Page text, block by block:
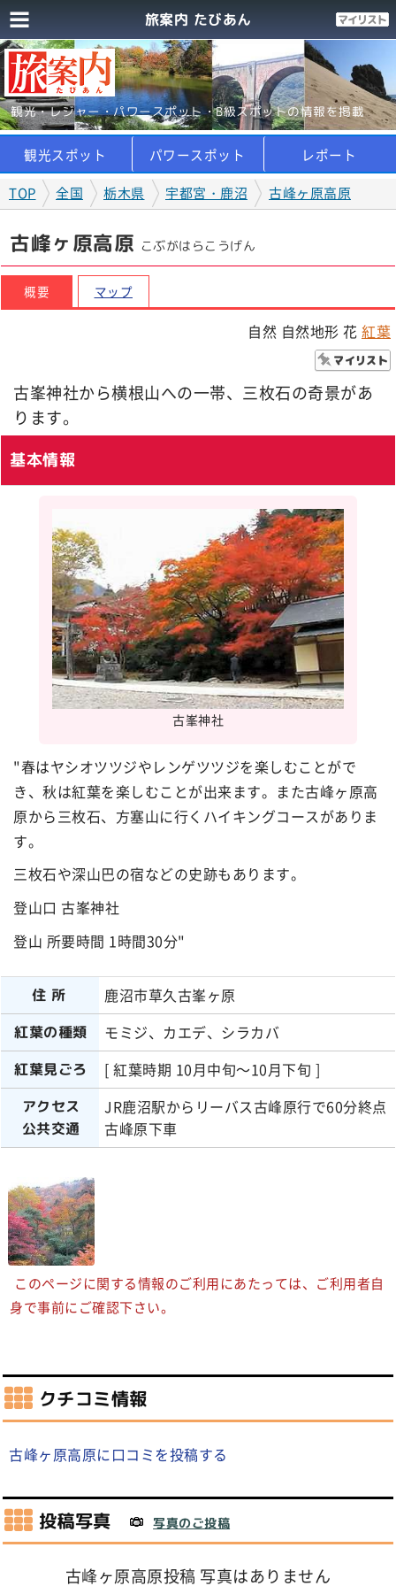
旅案内 たびあん
観光・レジャー・パワースポット・B級スポットの情報を掲載
観光スポット パワースポット
レポート
TOP
全国 栃木県 宇都宮・鹿沼 古峰ヶ原高原
古峰ヶ原高原 こぶがはらこうげん
概要 マップ
自然 自然地形 花 紅葉
古峯神社から横根山への一帯、三枚石の奇景があ
ります。
基本情報
古峯神社
"春はヤシオツツジやレンゲツツジを楽しむことがで
き、秋は紅葉を楽しむことが出来ます。また古峰ヶ原高
原から三枚石、方塞山に行くハイキングコースがありま
す。
三枚石や深山巴の宿などの史跡もあります。
登山口 古峯神社
登山 所要時間 1時間30分"
住所 鹿沼市草久古峯ヶ原
紅葉の種類 モミジ、カエデ、シラカバ
紅葉見ごろ [ 紅葉時期 10月中旬～10月下旬 ]
アクセス
公共交通
JR鹿沼駅からリーバス古峰原行で60分終点
古峰原下車
このページに関する情報のご利用にあたっては、ご利用者自
身で事前にご確認下さい。
クチコミ情報
古峰ヶ原高原に口コミを投稿する
投稿写真 写真のご投稿
古峰ヶ原高原投稿 写真はありません